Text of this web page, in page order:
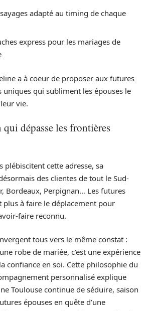
adapté au timing de chaque
express pour les mariages de
a à coeur de proposer aux futures
uniques qui subliment les épouses le
vie.
dépasse les frontières
plébiscitent cette adresse, sa
des clientes de tout le Sud-
Bordeaux, Perpignan… Les futures
plus à faire le déplacement pour
faire reconnu.
tous vers le même constat :
robe de mariée, c’est une expérience
confiance en soi. Cette philosophie du
personnalisé explique
Toulouse continue de séduire, saison
épouses en quête d’une